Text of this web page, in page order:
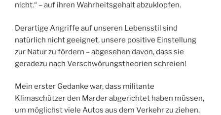
nicht.“ – auf ihren Wahrheitsgehalt abzuklopfen.
Derartige Angriffe auf unseren Lebensstil sind
natürlich nicht geeignet, unsere positive Einstellung
zur Natur zu fördern – abgesehen davon, dass sie
geradezu nach Verschwörungstheorien schreien!
Mein erster Gedanke war, dass militante
Klimaschützer den Marder abgerichtet haben müssen,
um möglichst viele Autos aus dem Verkehr zu ziehen.